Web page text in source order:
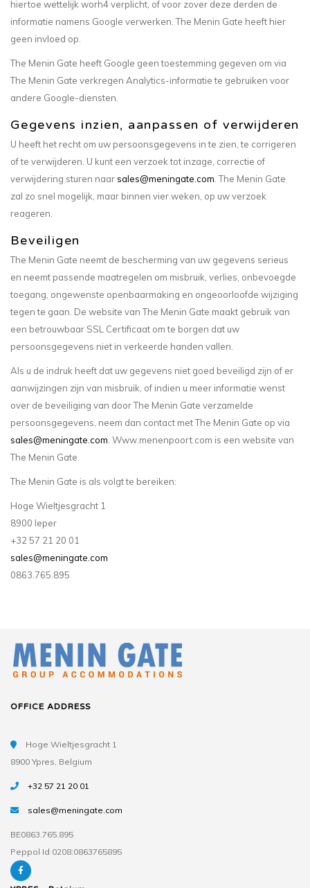
hiertoe wettelijk worh4 verplicht, of voor zover deze derden de
informatie namens Google verwerken. The Menin Gate heeft hier
geen invloed op.
The Menin Gate heeft Google geen toestemming gegeven om via
The Menin Gate verkregen Analytics-informatie te gebruiken voor
andere Google-diensten.
Gegevens inzien, aanpassen of verwijderen
U heeft het recht om uw persoonsgegevens in te zien, te corrigeren
of te verwijderen. U kunt een verzoek tot inzage, correctie of
verwijdering sturen naarsales@meningate.com . The Menin Gate
zal zo snel mogelijk, maar binnen vier weken, op uw verzoek
reageren.
Beveiligen
The Menin Gate neemt de bescherming van uw gegevens serieus
en neemt passende maatregelen om misbruik, verlies, onbevoegde
toegang, ongewenste openbaarmaking en ongeoorloofde wijziging
tegen te gaan. De website van The Menin Gate maakt gebruik van
een betrouwbaar SSL Certificaat om te borgen dat uw
persoonsgegevens niet in verkeerde handen vallen.
Als u de indruk heeft dat uw gegevens niet goed beveiligd zijn of er
aanwijzingen zijn van misbruik, of indien u meer informatie wenst
over de beveiliging van door The Menin Gate verzamelde
persoonsgegevens, neem dan contact met The Menin Gate op via
sales@meningate.com . Www.menenpoort.com is een website van
The Menin Gate.
The Menin Gate is als volgt te bereiken:
Hoge Wieltjesgracht 1
8900 Ieper
+32 57 21 20 01
sales@meningate.com
0863.765.895
OFFICE ADDRESS
Hoge Wieltjesgracht 1
8900 Ypres, Belgium
+32 57 21 20 01
sales@meningate.com
BE0863.765.895
Peppol Id 0208:0863765895